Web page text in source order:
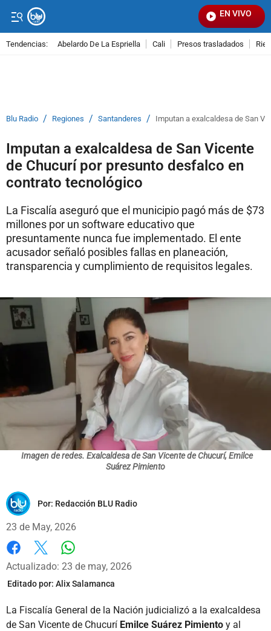
EN VIVO
Tendencias: Abelardo De La Espriella Cali Presos trasladados
Blu Radio / Regiones / Santanderes / Imputan a exalcaldesa de San
Imputan a exalcaldesa de San Vicente
de Chucurí por presunto desfalco en
contrato tecnológico
La Fiscalía aseguró que el municipio pagó más de $73
millones por un software educativo que
presuntamente nunca fue implementado. El ente
acusador señaló posibles fallas en planeación,
transparencia y cumplimiento de requisitos legales.
Imagen de redes. Exalcaldesa de San Vicente de Chucurí, Emilce
Suárez Pimiento
Por: Redacción BLU Radio
23 de May, 2026
Facebook
X
Actualizado: 23 de may, 2026
Editado por: Alix Salamanca
La Fiscalía General de la Nación judicializó a la exalcaldesa
de San Vicente de Chucurí Emilce Suárez Pimiento y al